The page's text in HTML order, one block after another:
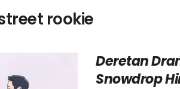
rookie
Deretan
Snowdrop